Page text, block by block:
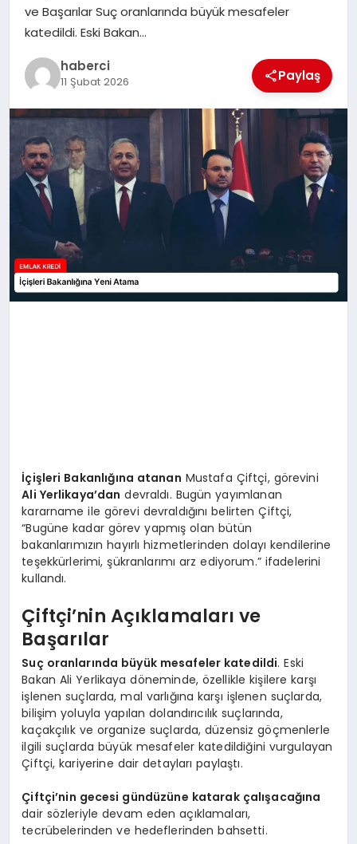
SPOR
TEKNOLOJI
YAŞAM
ve Başarılar Suç oranlarında büyük mesafeler
katedildi. Eski Bakan…
haberci
11 Şubat 2026 Paylaş
İçişleri Bakanlığına atanan Mustafa Çiftçi, görevini
Ali Yerlikaya’dan devraldı. Bugün yayımlanan
kararname ile görevi devraldığını belirten Çiftçi,
“Bugüne kadar görev yapmış olan bütün
bakanlarımızın hayırlı hizmetlerinden dolayı kendilerine
teşekkürlerimi, şükranlarımı arz ediyorum.” ifadelerini
kullandı.
Çiftçi’nin Açıklamaları ve
Başarılar
Suç oranlarında büyük mesafeler katedildi. Eski
Bakan Ali Yerlikaya döneminde, özellikle kişilere karşı
işlenen suçlarda, mal varlığına karşı işlenen suçlarda,
bilişim yoluyla yapılan dolandırıcılık suçlarında,
kaçakçılık ve organize suçlarda, düzensiz göçmenlerle
ilgili suçlarda büyük mesafeler katedildiğini vurgulayan
Çiftçi, kariyerine dair detayları paylaştı.
Çiftçi’nin gecesi gündüzüne katarak çalışacağına
dair sözleriyle devam eden açıklamaları,
tecrübelerinden ve hedeflerinden bahsetti.